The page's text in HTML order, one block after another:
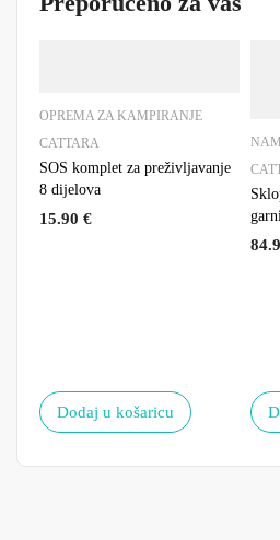
OPREMA ZA KAMPIRANJE
CATTARA
SOS komplet za preživljavanje
8 dijelova
15.90 €
Dodaj u košaricu